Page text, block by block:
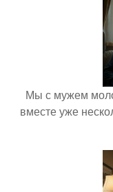
Мы с мужем
вместе уже